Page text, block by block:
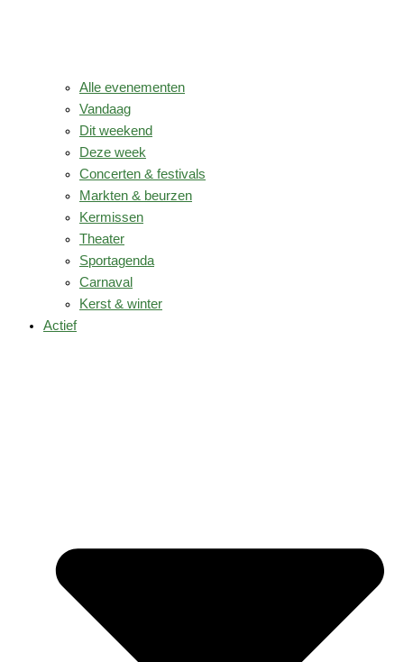
Alle evenementen
Vandaag
Dit weekend
Deze week
Concerten & festivals
Markten & beurzen
Kermissen
Theater
Sportagenda
Carnaval
Kerst & winter
Actief